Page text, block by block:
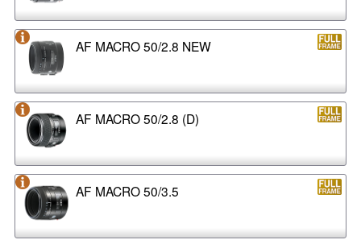
AF MACRO 50/2.8 NEW
AF MACRO 50/2.8 (D)
AF MACRO 50/3.5